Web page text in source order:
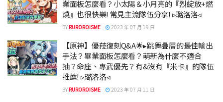
業面板怎麼看？小太陽＆小月亮的『烈綻放+燃
燒』也很快樂! 常見主流隊伍分享! ▹璐洛洛◃
BY RUROROISME 2023 年 07 月 19 日
【原神】優菈復刻Q&A🌟▸跳舞疊層的最佳輸出
手法？畢業面板怎麼看？萌新為什麼不適合
抽？命座、專武優先？有&沒有『米卡』的隊伍
推薦! ▹璐洛洛◃
BY RUROROISME 2023 年 07 月 11 日